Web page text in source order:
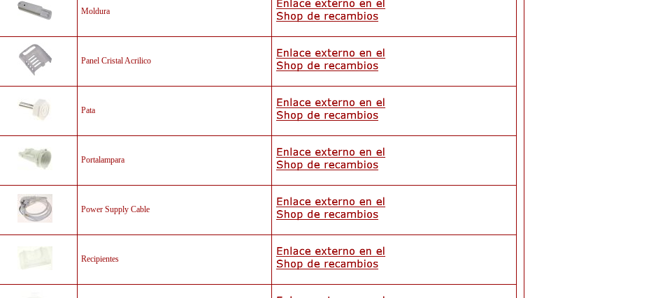
Moldura
Panel Cristal Acrilico
Pata
Portalampara
Power Supply Cable
Recipientes